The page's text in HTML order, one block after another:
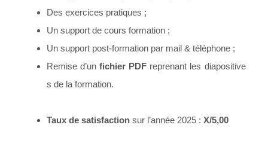
Des exercices pratiques ;
Un support de cours formation ;
Un support post-formation par mail & téléphone ;
Remise d’un fichier PDF reprenant les diapositive
s de la formation.
Taux de satisfactionsur l’année 2025 : X/5,00